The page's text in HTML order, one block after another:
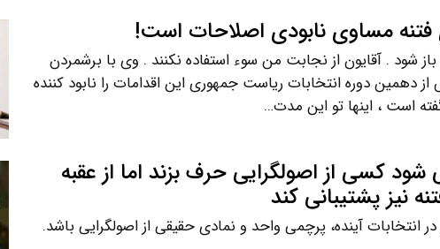
فتنه مساوی نابودی اصلاحات است!
شود . آقایون از نجابت من سوء استفاده نکنند . وی با برشمردن
دوره انتخابات ریاست جمهوری این اقدامات را نابود کننده
است ، اینها تو این مدت…
شود کسی از اصولگرایی حرف بزند اما از عقبه
نیز پشتیبانی کند
انتخابات آینده، پرچمی واحد و نمادی حقیقی از اصولگرایی باشد.